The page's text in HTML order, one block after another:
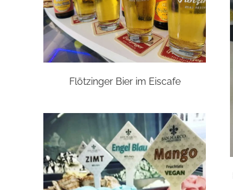
Flötzinger Bier im Eiscafe